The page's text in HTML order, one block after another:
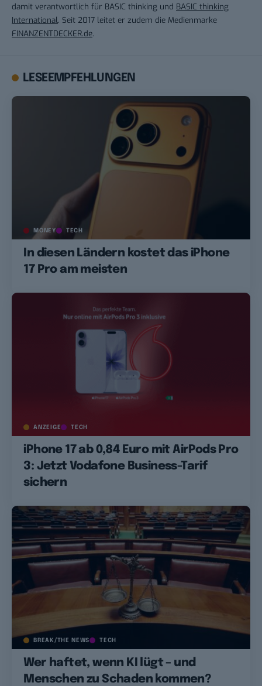
damit verantwortlich für BASIC thinking und BASIC thinking
International. Seit 2017 leitet er zudem die Medienmarke
FINANZENTDECKER.de.
LESEEMPFEHLUNGEN
MONEY TECH
In diesen Ländern kostet das iPhone
17 Pro am meisten
ANZEIGE TECH
iPhone 17 ab 0,84 Euro mit AirPods Pro
3: Jetzt Vodafone Business-Tarif
sichern
BREAK/THE NEWS TECH
Wer haftet, wenn KI lügt – und
Menschen zu Schaden kommen?